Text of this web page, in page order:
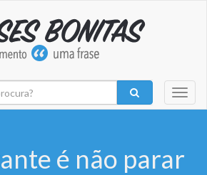
é não parar